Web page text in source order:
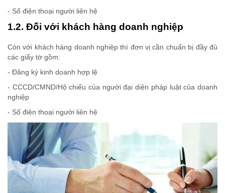
- Số điện thoại người liên hệ
1.2. Đối với khách hàng doanh nghiệp
Còn với khách hàng doanh nghiệp thì đơn vị cần chuẩn bị đầy đủ
các giấy tờ gồm:
- Đăng ký kinh doanh hợp lệ
- CCCD/CMND/Hộ chiếu của người đại diện pháp luật của doanh
nghiệp
- Số điện thoại người liên hệ